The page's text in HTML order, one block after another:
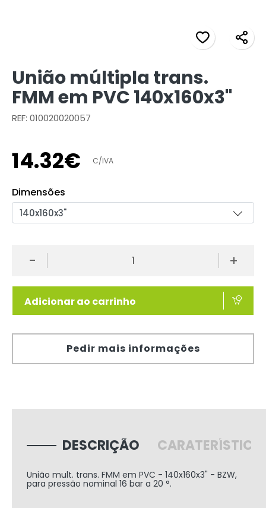
União múltipla trans.
FMM em PVC 140x160x3"
REF: 010020020057
14.32€ C/IVA
Dimensões
- +
Adicionar ao carrinho
Pedir mais informações
DESCRIÇÃO
União mult. trans. FMM em PVC - 140x160x3" - BZW,
para pressão nominal 16 bar a 20 °.